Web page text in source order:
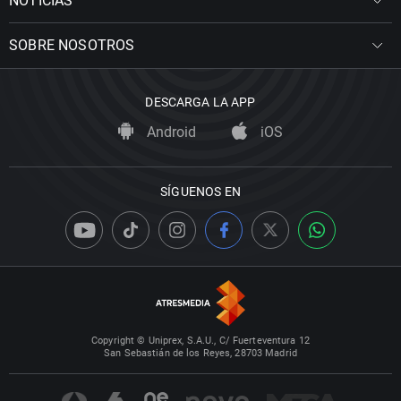
SOBRE NOSOTROS
DESCARGA LA APP
Android iOS
SÍGUENOS EN
Copyright © Uniprex, S.A.U., C/ Fuerteventura 12
San Sebastián de los Reyes, 28703 Madrid